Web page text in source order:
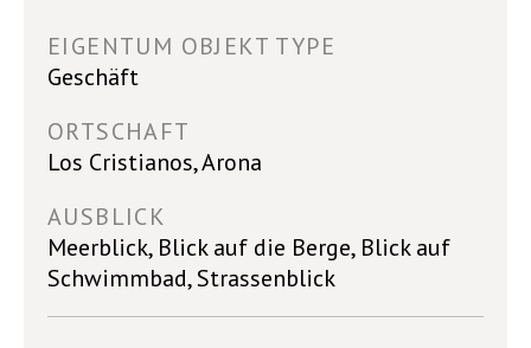
EIGENTUM OBJEKT TYPE
Geschäft
ORTSCHAFT
Los Cristianos, Arona
AUSBLICK
Meerblick, Blick auf die Berge, Blick auf
Schwimmbad, Strassenblick